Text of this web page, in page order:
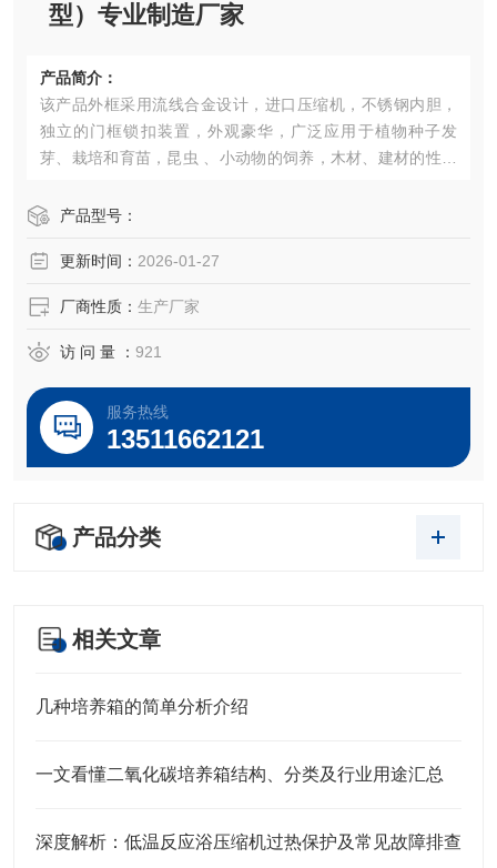
型）专业制造厂家
产品简介：
该产品外框采用流线合金设计，进口压缩机，不锈钢内胆，
独立的门框锁扣装置，外观豪华，广泛应用于植物种子发
芽、栽培和育苗，昆虫 、小动物的饲养，木材、建材的性能
制）。产品型号：
更新时间： 2026-01-27
厂商性质： 生产厂家
访 问 量 ： 921
服务热线
13511662121
产品分类
相关文章
几种培养箱的简单分析介绍
一文看懂二氧化碳培养箱结构、分类及行业用途汇总
深度解析：低温反应浴压缩机过热保护及常见故障排查